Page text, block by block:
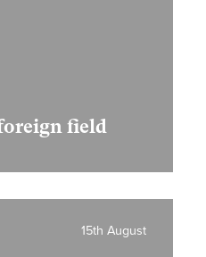
field
15th August